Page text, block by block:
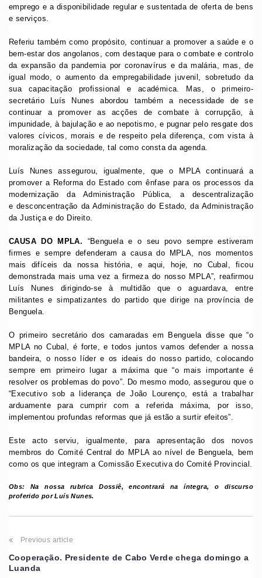
emprego e a disponibilidade regular e sustentada de oferta de bens
e serviços.
Referiu também como propósito, continuar a promover a saúde e o
bem-estar dos angolanos, com destaque para o combate e controlo
da expansão da pandemia por coronavírus e da malária, mas, de
igual modo, o aumento da empregabilidade juvenil, sobretudo da
sua capacitação profissional e académica. Mas, o primeiro-
secretário Luís Nunes abordou também a necessidade de se
continuar a promover as acções de combate à corrupção, à
impunidade, à bajulação e ao nepotismo, e pugnar pelo resgate dos
valores cívicos, morais e de respeito pela diferença, com vista à
moralização da sociedade, tal como consta da agenda.
Luís Nunes assegurou, igualmente, que o MPLA continuará a
promover a Reforma do Estado com ênfase para os processos da
modernização da Administração Pública, a descentralização
e desconcentração da Administração do Estado, da Administração
da Justiça e do Direito.
CAUSA DO MPLA. “Benguela e o seu povo sempre estiveram
firmes e sempre defenderam a causa do MPLA, nos momentos
mais difíceis da nossa história, e aqui, hoje, no Cubal, ficou
demonstrada mais uma vez a firmeza do nosso MPLA”, reafirmou
Luís Nunes dirigindo-se à multidão que o aguardava, entre
militantes e simpatizantes do partido que dirige na província de
Benguela.
O primeiro secretário dos camaradas em Benguela disse que “o
MPLA no Cubal, é forte, e todos juntos vamos defender a nossa
bandeira, o nosso líder e os ideais do nosso partido, colocando
sempre em primeiro lugar a máxima que “o mais importante é
resolver os problemas do povo”. Do mesmo modo, assegurou que o
“Executivo sob a liderança de João Lourenço, está a trabalhar
arduamente para cumprir com a referida máxima, por isso,
implementou profundas reformas que já estão a surtir efeitos”.
Este acto serviu, igualmente, para apresentação dos novos
membros do Comité Central do MPLA ao nível de Benguela, bem
como os que integram a Comissão Executiva do Comité Provincial.
Obs: Na nossa rubrica Dossiê, encontrará na íntegra, o discurso
proferido por Luís Nunes.
Previous article
Cooperação. Presidente de Cabo Verde chega domingo a
Luanda